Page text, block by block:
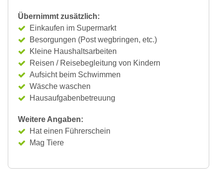
Übernimmt zusätzlich:
Einkaufen im Supermarkt
Besorgungen (Post wegbringen, etc.)
Kleine Haushaltsarbeiten
Reisen / Reisebegleitung von Kindern
Aufsicht beim Schwimmen
Wäsche waschen
Hausaufgabenbetreuung
Weitere Angaben:
Hat einen Führerschein
Mag Tiere